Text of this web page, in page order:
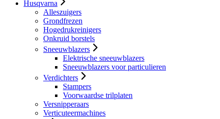
Husqvarna
Alleszuigers
Grondfrezen
Hogedrukreinigers
Onkruid borstels
Sneeuwblazers
Elektrische sneeuwblazers
Sneeuwblazers voor particulieren
Verdichters
Stampers
Voorwaardse trilplaten
Versnipperaars
Verticuteermachines